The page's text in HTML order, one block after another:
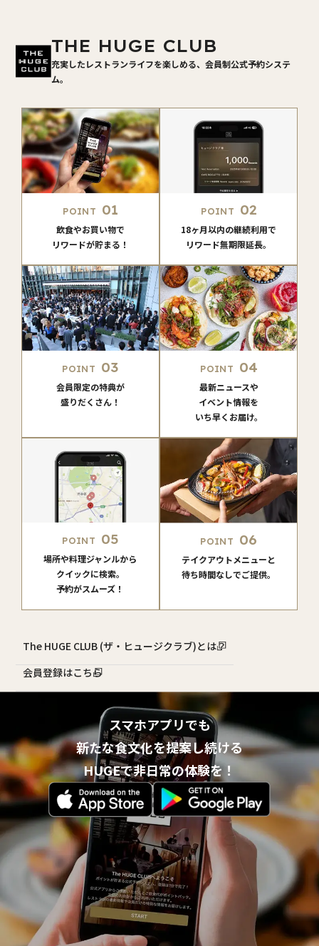
THE HUGE CLUB
充実したレストランライフを楽しめる、会員制公式予約システ
ム。
POINT 01
飲食やお買い物で
リワードが貯まる！
POINT 02
18ヶ月以内の継続利用で
リワード無期限延長。
POINT 03
会員限定の特典が
盛りだくさん！
POINT 04
最新ニュースや
イベント情報を
いち早くお届け。
POINT 05
場所や料理ジャンルから
クイックに検索。
予約がスムーズ！
POINT 06
テイクアウトメニューと
待ち時間なしでご提供。
The HUGE CLUB (ザ・ヒュージクラブ)とは？
会員登録はこちら
スマホアプリでも
新たな食文化を提案し続ける
HUGEで非日常の体験を！